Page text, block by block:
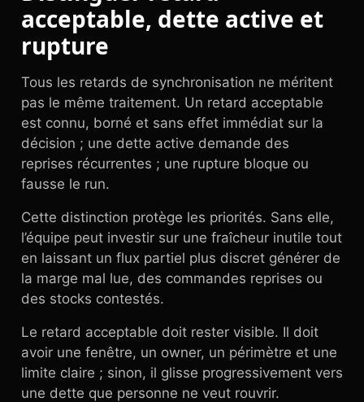
acceptable, dette active et
rupture
Tous les retards de synchronisation ne méritent
pas le même traitement. Un retard acceptable
est connu, borné et sans effet immédiat sur la
décision ; une dette active demande des
reprises récurrentes ; une rupture bloque ou
fausse le run.
Cette distinction protège les priorités. Sans elle,
l’équipe peut investir sur une fraîcheur inutile tout
en laissant un flux partiel plus discret générer de
la marge mal lue, des commandes reprises ou
des stocks contestés.
Le retard acceptable doit rester visible. Il doit
avoir une fenêtre, un owner, un périmètre et une
limite claire ; sinon, il glisse progressivement vers
une dette que personne ne veut rouvrir.